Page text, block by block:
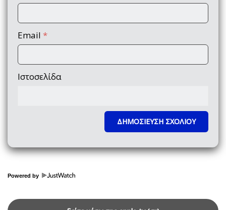
Email *
Ιστοσελίδα
Powered by